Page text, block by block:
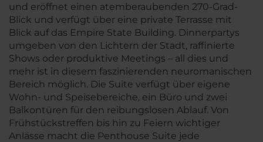
und eröffnet einen atemberaubenden 270-Grad-
Blick und verfügt über eine private Terrasse mit
Blick auf das Empire State Building. Dinnerpartys
umgeben von den Lichtern der Stadt, raffinierte
Shows oder produktive Meetings – all dies und
mehr ist in diesem faszinierenden neuromanischen
Bereich möglich. Die Suite verfügt über eigene
Wohn- und Speisebereiche, ein Büro und zwei
Balkontüren für den reibungslosen Ablauf. Von
Frühstückstreffen bis hin zu Feiern wichtiger
Anlässe macht die Penthouse Suite jede